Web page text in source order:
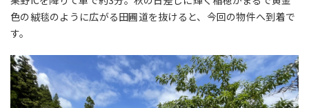
色の絨毯のように広がる田圃道を抜けると、今回の物件へ到着で
す。